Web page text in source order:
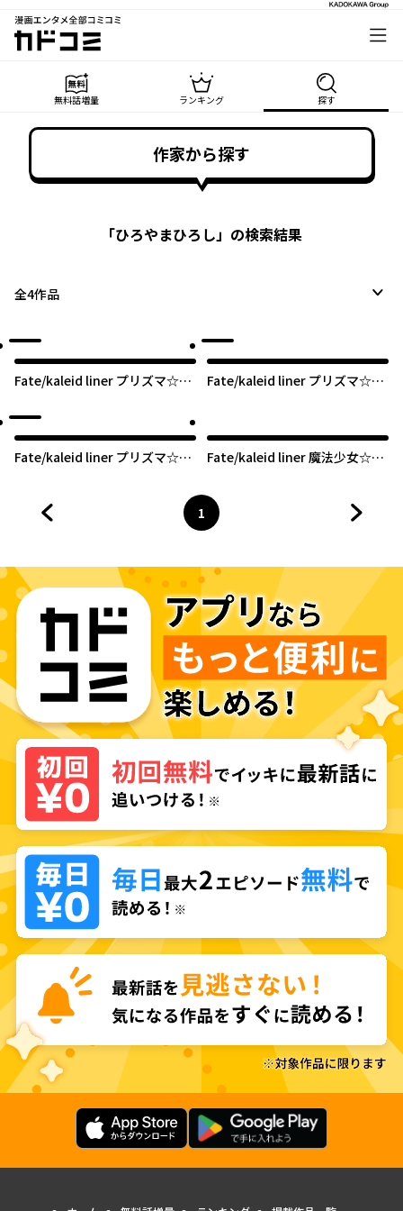
漫画エンタメ全部コミコミ
カドコミ
無料話増量 ランキング 探す
作家から探す
「ひろやまひろし」の検索結果
全4作品
Fate/kaleid liner プリズマ☆イ
Fate/kaleid liner プリズマ☆イ
Fate/kaleid liner プリズマ☆イ
Fate/kaleid liner 魔法少女☆伊
ページ
1
へ